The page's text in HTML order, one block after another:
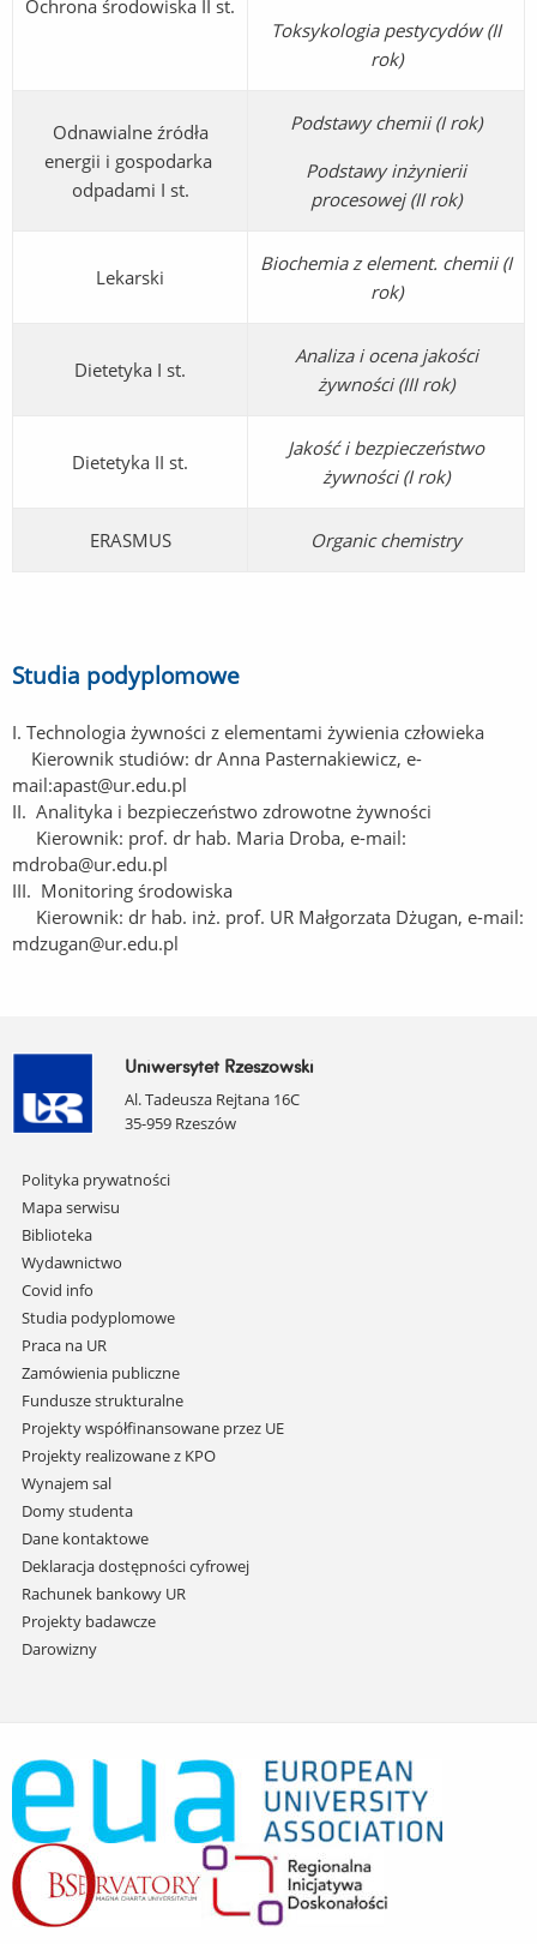
Ochrona środowiska II st.
Toksykologia pestycydów (II
rok)
Odnawialne źródła
energii i gospodarka
odpadami I st.
Podstawy chemii (I rok)
Podstawy inżynierii
procesowej (II rok)
Lekarski
Biochemia z element. chemii (I
rok)
Dietetyka I st.
Analiza i ocena jakości
żywności (III rok)
Dietetyka II st.
Jakość i bezpieczeństwo
żywności (I rok)
ERASMUS Organic chemistry
Studia podyplomowe
I. Technologia żywności z elementami żywienia człowieka
Kierownik studiów: dr Anna Pasternakiewicz, e-
mail:apast@ur.edu.pl
II. Analityka i bezpieczeństwo zdrowotne żywności
Kierownik: prof. dr hab. Maria Droba, e-mail:
mdroba@ur.edu.pl
III. Monitoring środowiska
Kierownik: dr hab. inż. prof. UR Małgorzata Dżugan, e-mail:
mdzugan@ur.edu.pl
Uniwersytet Rzeszowski
Al. Tadeusza Rejtana 16C
35-959 Rzeszów
Pomiń
nawigację
i
przejdź
do
treści
Polityka prywatności
Mapa serwisu
Biblioteka
Wydawnictwo
Covid info
Studia podyplomowe
Praca na UR
Zamówienia publiczne
Fundusze strukturalne
Projekty współfinansowane przez UE
Projekty realizowane z KPO
Wynajem sal
Domy studenta
Dane kontaktowe
Deklaracja dostępności cyfrowej
Rachunek bankowy UR
Projekty badawcze
Darowizny